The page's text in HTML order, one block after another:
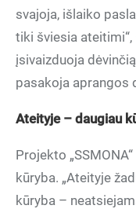
svajoja, išlaiko
tiki šviesia
įsivaizduoja
pasakoja aprangos
Ateityje – daugiau
Projekto
kūryba. „Ateityje
kūryba –